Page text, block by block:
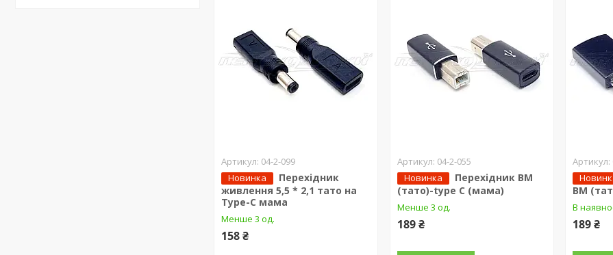
04-2-099
Новинка
Перехідник
живлення 5,5 * 2,1 тато на
Type-C мама
Менше 3 од.
158 ₴
04-2-055
Новинка
Перехідник BM
(тато)-type C (мама)
Менше 3 од.
189 ₴
BM
В
189 ₴